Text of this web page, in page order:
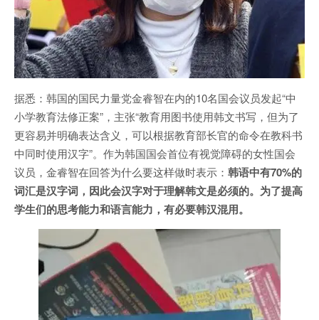
据悉：韩国的国民力量党金睿智在内的10名国会议员发起“中
小学教育法修正案”，主张“教育用图书使用韩文书写，但为了
更容易并明确表达含义，可以根据教育部长官的命令在教科书
中同时使用汉字”。作为韩国国会首位有视觉障碍的女性国会
议员，金睿智在回答为什么要这样做时表示： 韩语中有70%的
词汇是汉字词，因此会汉字对于理解韩文是必须的。为了提高
学生们的思考能力和语言能力，有必要韩汉混用。